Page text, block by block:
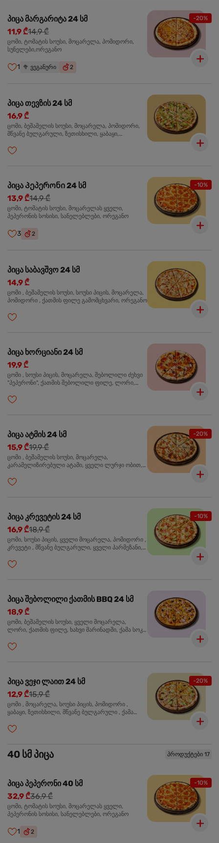
-20%
პიცა მარგარიტა 24 სმ
11,9 ₾14,9 ₾
ცომი, ტომატის სოუსი, მოცარელა, პომიდორი,
სუნელები,ორეგანო
1 🥦 ვეგანური 2
პიცა თევზის 24 სმ
16,9 ₾
ცომი, ბეშამელის სოუსი, მოცარელა, პომიდორი,
მწვანე ბულგარული, ზეთისხილი, ყაბაყი,
ორეგანო
-10%
პიცა Პეპერონი 24 სმ
13,9 ₾14,9 ₾
ცომი, ტომატის სოუსი, მოცარელას ყველი,
პეპერონის სოსისი, სანელებლები, ორეგანო
3 2
პიცა საბავშვო 24 სმ
14,9 ₾
ცომი , ბეშამელის სოუსი, სოუსი პიცის, მოცარელა,
პომიდორი , ქათმის ფილე გამომცხვარი, ორეგანო
პიცა ხორციანი 24 სმ
19,9 ₾
ცომი , სოუსი პიცის, მოცარელა, შებოლილი ძეხვი
"პეპერონი", ქათმის შებოლილი ფილე, ლორი,
-20%
პიცა ატმის 24 სმ
15,9 ₾19,9 ₾
ცომი , ბეშამელის სოუსი, მოცარელა,
კარამელიზირებული ატამი, ყველი ლურჯი ობით,
-10%
პიცა კრევეტის 24 სმ
16,9 ₾18,9 ₾
ცომი, სოუსი პიცის, ყველი მოცარელა, პომიდორი ,
კრევეტი , მწვანე ბულგარული, ყველი პარმეზანი,
პიცა შებოლილი ქათმის BBQ 24 სმ
18,9 ₾
ცომი, ბეშამელის სოუსი, ყველი მოცარელა,
ლორი, ქათმის ფილე, ხახვი მარინადში, ქამა სოკო
-20%
პიცა ვეჯი ლაით 24 სმ
12,9 ₾15,9 ₾
ცომი , მოცარელა, სოუსი პიცის, პომიდორი ,
ყაბაყი, ზეთისხილი, მწვანე ბულგარული , ქამა
40 სმ პიცა პროდუქტები 17
-10%
პიცა პეპერონი 40 სმ
32,9 ₾36,9 ₾
ცომი, ტომატის სოუსი, მოცარელას ყველი,
პეპერონის სოსისი, სანელებლები, ორეგანო
1 2